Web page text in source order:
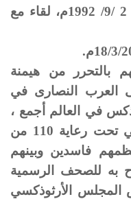
11- صحيفة هارتس العبرية في 2 /9/ 1992م، لقاء مع
بالتحرر من هيمنة
العرب النصارى في
في العالم أجمع ،
حيث 220 ألف أرثوذكسي عربي تحت رعاية 110 من
فاسدين وبينهم
به للصحف الرسمية
المجلس الأرثوذكسي